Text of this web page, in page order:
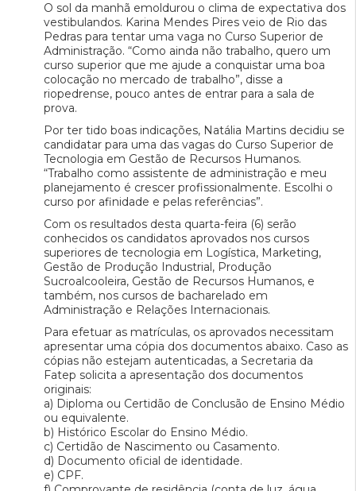
O sol da manhã emoldurou o clima de expectativa dos
vestibulandos. Karina Mendes Pires veio de Rio das
Pedras para tentar uma vaga no Curso Superior de
Administração. “Como ainda não trabalho, quero um
curso superior que me ajude a conquistar uma boa
colocação no mercado de trabalho”, disse a
riopedrense, pouco antes de entrar para a sala de
prova.
Por ter tido boas indicações, Natália Martins decidiu se
candidatar para uma das vagas do Curso Superior de
Tecnologia em Gestão de Recursos Humanos.
“Trabalho como assistente de administração e meu
planejamento é crescer profissionalmente. Escolhi o
curso por afinidade e pelas referências”.
Com os resultados desta quarta-feira (6) serão
conhecidos os candidatos aprovados nos cursos
superiores de tecnologia em Logística, Marketing,
Gestão de Produção Industrial, Produção
Sucroalcooleira, Gestão de Recursos Humanos, e
também, nos cursos de bacharelado em
Administração e Relações Internacionais.
Para efetuar as matrículas, os aprovados necessitam
apresentar uma cópia dos documentos abaixo. Caso as
cópias não estejam autenticadas, a Secretaria da
Fatep solicita a apresentação dos documentos
originais:
a) Diploma ou Certidão de Conclusão de Ensino Médio
ou equivalente.
b) Histórico Escolar do Ensino Médio.
c) Certidão de Nascimento ou Casamento.
d) Documento oficial de identidade.
e) CPF.